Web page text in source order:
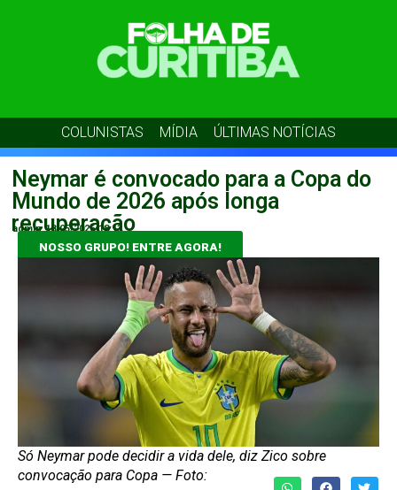
COLUNISTAS MÍDIA ÚLTIMAS NOTÍCIAS
Neymar é convocado para a Copa do
Mundo de 2026 após longa
recuperação
admin 18/05/2026 18:13
NOSSO GRUPO! ENTRE AGORA!
Só Neymar pode decidir a vida dele, diz Zico sobre
convocação para Copa — Foto: